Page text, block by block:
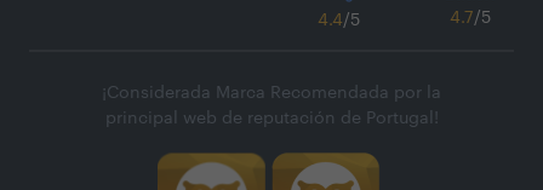
4.4/5 4.7/5
¡Considerada Marca Recomendada por la
principal web de reputación de Portugal!